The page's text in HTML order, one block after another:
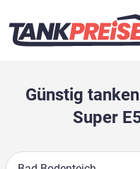
Günstig
Super